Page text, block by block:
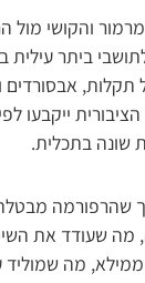
והקושי מול
לתושבי ביתר
תקלות,
ייקבעו
שונה בתכלית.
שהרפורמה
שעודד את